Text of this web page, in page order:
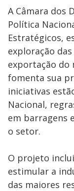
A Câmara dos
Política
Estratégicos,
exploração
exportação do
fomenta sua
iniciativas
Nacional,
em barragens
o setor.
O projeto
estimular a
das maiores